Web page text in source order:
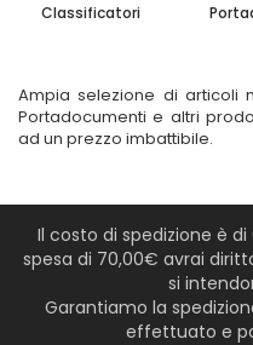
Classificatori
Ampia selezione di articoli
Portadocumenti e altri
ad un prezzo imbattibile.
Il costo di spedizione è
spesa di 70,00€ avrai
si
Garantiamo la
effettuato e